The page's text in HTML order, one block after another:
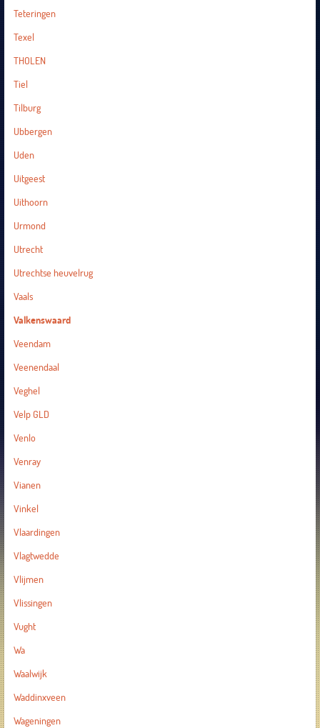
Teteringen
Texel
THOLEN
Tiel
Tilburg
Ubbergen
Uden
Uitgeest
Uithoorn
Urmond
Utrecht
Utrechtse heuvelrug
Vaals
Valkenswaard
Veendam
Veenendaal
Veghel
Velp GLD
Venlo
Venray
Vianen
Vinkel
Vlaardingen
Vlagtwedde
Vlijmen
Vlissingen
Vught
Wa
Waalwijk
Waddinxveen
Wageningen